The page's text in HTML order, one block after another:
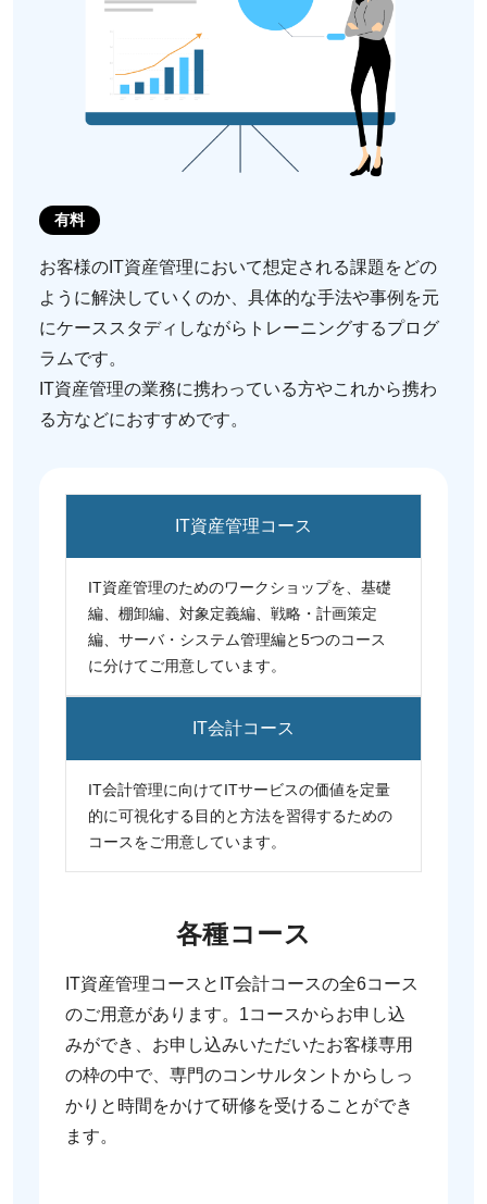
有料
お客様のIT資産管理において想定される課題をどの
ように解決していくのか、具体的な手法や事例を元
にケーススタディしながらトレーニングするプログ
ラムです。
IT資産管理の業務に携わっている方やこれから携わ
る方などにおすすめです。
IT資産管理コース
IT資産管理のためのワークショップを、基礎
編、棚卸編、対象定義編、戦略・計画策定
編、サーバ・システム管理編と5つのコース
に分けてご用意しています。
IT会計コース
IT会計管理に向けてITサービスの価値を定量
的に可視化する目的と方法を習得するための
コースをご用意しています。
各種コース
IT資産管理コースとIT会計コースの全6コース
のご用意があります。1コースからお申し込
みができ、お申し込みいただいたお客様専用
の枠の中で、専門のコンサルタントからしっ
かりと時間をかけて研修を受けることができ
ます。